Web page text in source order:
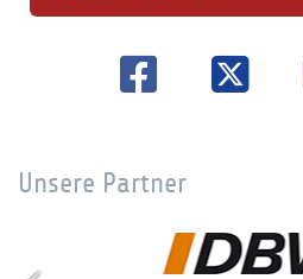
Unsere Partner